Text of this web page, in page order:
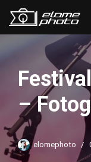
Saltar
contenido
–
elomephoto